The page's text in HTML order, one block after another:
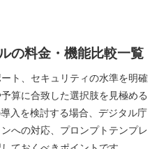
の料金・機能比較一覧
ト、セキュリティの水準を明確
算に合致した選択肢を見極める
入を検討する場合、デジタル庁
への対応、プロンプトテンプレ